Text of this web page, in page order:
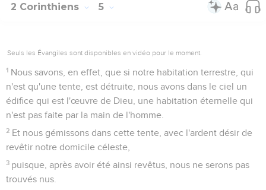
2 Corinthiens 5
Seuls les Évangiles sont disponibles en vidéo pour le moment.
1 Nous savons, en effet, que si notre habitation terrestre, qui
n'est qu'une tente, est détruite, nous avons dans le ciel un
édifice qui est l'œuvre de Dieu, une habitation éternelle qui
n'est pas faite par la main de l'homme.
2 Et nous gémissons dans cette tente, avec l'ardent désir de
revêtir notre domicile céleste,
3 puisque, après avoir été ainsi revêtus, nous ne serons pas
trouvés nus.